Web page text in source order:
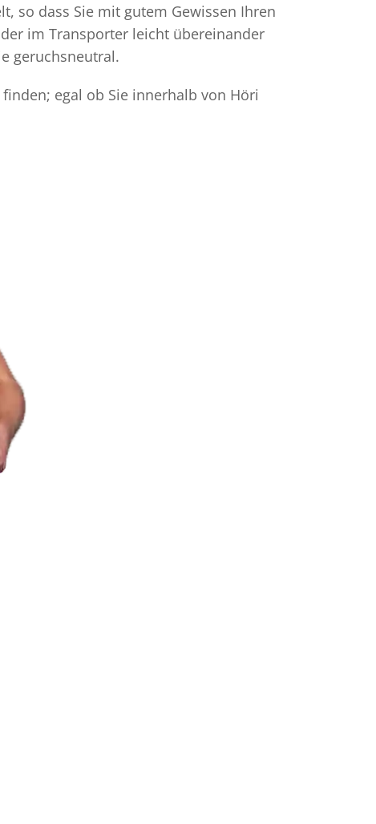
so dass Sie mit gutem Gewissen Ihren
im Transporter leicht übereinander
geruchsneutral.
egal ob Sie innerhalb von Höri